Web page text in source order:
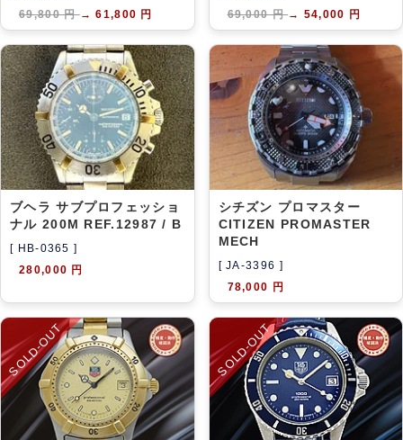
69,800 円→ 61,800 円
69,000 円→ 54,000 円
ブヘラ サブプロフェッショ
ナル 200M REF.12987 / B
[ HB-0365 ]
280,000 円
シチズン プロマスター
CITIZEN PROMASTER
MECH
[ JA-3396 ]
78,000 円
SOLD-OUT SOLD-OUT